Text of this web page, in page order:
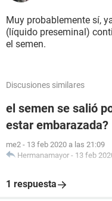
Muy probablemente sí,
(líquido preseminal)
el semen.
Discusiones similares
el semen se salió
estar embarazada?
me2 - 13 feb 2020 a las 21:09
Hermanamayor - 13 feb
1 respuesta